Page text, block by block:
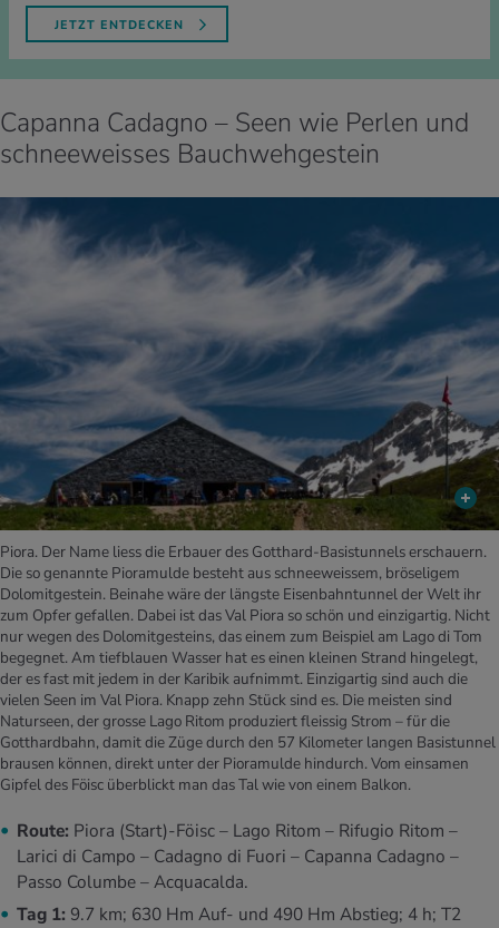
JETZT ENTDECKEN
Capanna Cadagno – Seen wie Perlen und
schneeweisses Bauchwehgestein
Piora. Der Name liess die Erbauer des Gotthard-Basistunnels erschauern.
Die so genannte Pioramulde besteht aus schneeweissem, bröseligem
Dolomitgestein. Beinahe wäre der längste Eisenbahntunnel der Welt ihr
zum Opfer gefallen. Dabei ist das Val Piora so schön und einzigartig. Nicht
nur wegen des Dolomitgesteins, das einem zum Beispiel am Lago di Tom
begegnet. Am tiefblauen Wasser hat es einen kleinen Strand hingelegt,
der es fast mit jedem in der Karibik aufnimmt. Einzigartig sind auch die
vielen Seen im Val Piora. Knapp zehn Stück sind es. Die meisten sind
Naturseen, der grosse Lago Ritom produziert fleissig Strom – für die
Gotthardbahn, damit die Züge durch den 57 Kilometer langen Basistunnel
brausen können, direkt unter der Pioramulde hindurch. Vom einsamen
Gipfel des Föisc überblickt man das Tal wie von einem Balkon.
Route: Piora (Start)-Föisc – Lago Ritom – Rifugio Ritom –
Larici di Campo – Cadagno di Fuori – Capanna Cadagno –
Passo Columbe – Acquacalda.
Tag 1: 9.7 km; 630 Hm Auf- und 490 Hm Abstieg; 4 h; T2